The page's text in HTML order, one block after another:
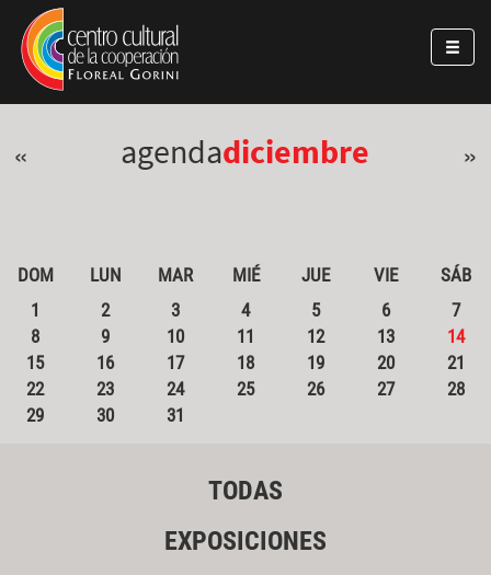
Pasar al contenido principal
Jump to main content
« agendadiciembre »
DOM LUN MAR MIÉ JUE VIE
SÁB
1
2 3 4 5 6
7
8
9 10 11 12 13
14
15
16 17 18 19 20
21
22
23 24 25 26 27
28
29
30 31
TODAS
EXPOSICIONES